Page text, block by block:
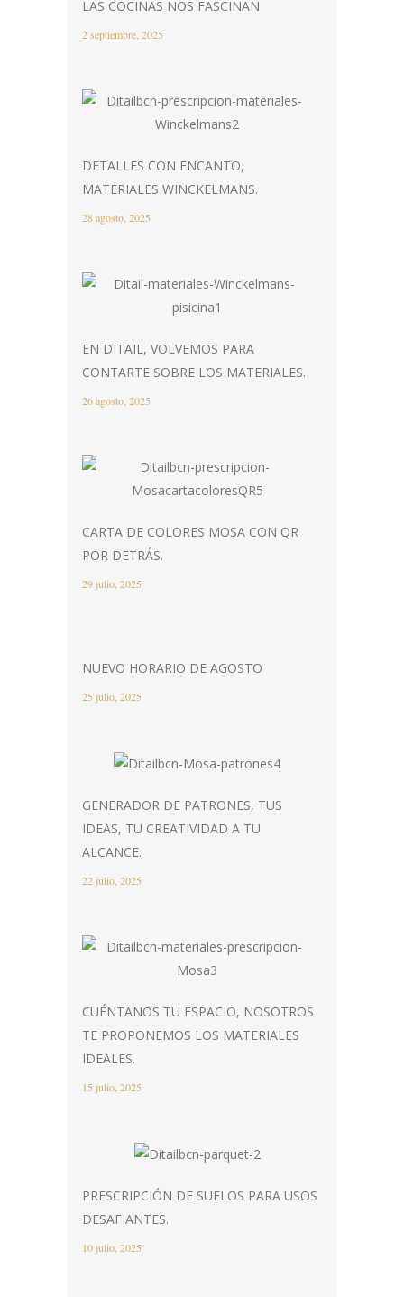
LAS COCINAS NOS FASCINAN
2 septiembre, 2025
DETALLES CON ENCANTO,
MATERIALES WINCKELMANS.
28 agosto, 2025
EN DITAIL, VOLVEMOS PARA
CONTARTE SOBRE LOS MATERIALES.
26 agosto, 2025
CARTA DE COLORES MOSA CON QR
POR DETRÁS.
29 julio, 2025
NUEVO HORARIO DE AGOSTO
25 julio, 2025
GENERADOR DE PATRONES, TUS
IDEAS, TU CREATIVIDAD A TU
ALCANCE.
22 julio, 2025
CUÉNTANOS TU ESPACIO, NOSOTROS
TE PROPONEMOS LOS MATERIALES
IDEALES.
15 julio, 2025
PRESCRIPCIÓN DE SUELOS PARA USOS
DESAFIANTES.
10 julio, 2025